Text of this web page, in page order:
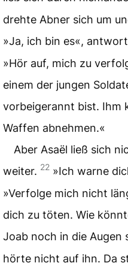
drehte Abner sich um
»Ja, ich bin es«,
»Hör auf, mich zu
einem der jungen
vorbeigerannt bist. Ihm
Waffen abnehmen.«
Aber Asaël ließ sich
weiter. 22 »Ich warne
»Verfolge mich nicht
dich zu töten. Wie
Joab noch in die Augen
hörte nicht auf ihn. Da